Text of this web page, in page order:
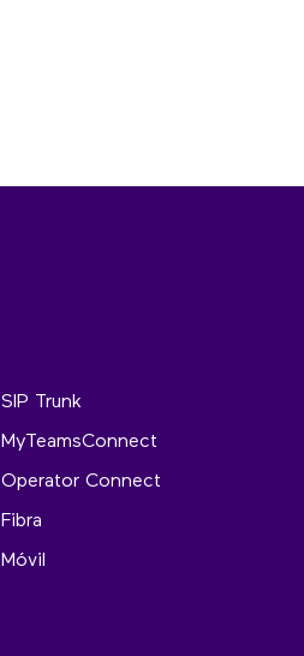
SIP Trunk
MyTeamsConnect
Operator Connect
Fibra
Móvil